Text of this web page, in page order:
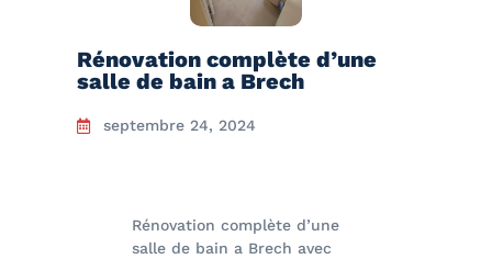
Rénovation complète d’une
salle de bain a Brech
septembre 24, 2024
Rénovation complète d’une
salle de bain a Brech avec